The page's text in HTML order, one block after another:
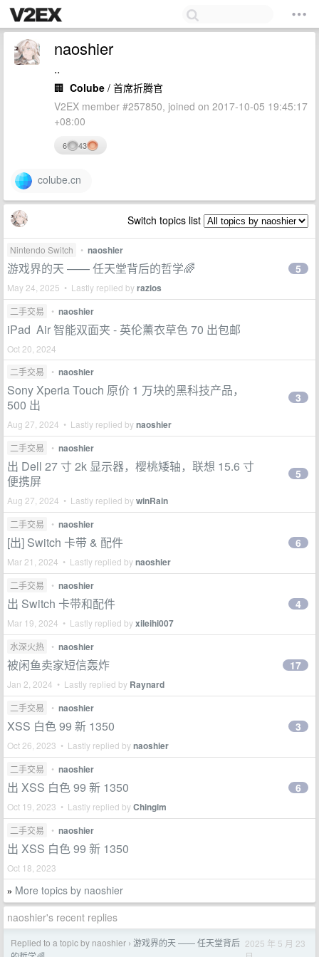
naoshier
..
🏢 Colube / 首席折腾官
V2EX member #257850, joined on 2017-10-05 19:45:17
+08:00
6 43
colube.cn
Switch topics list
Nintendo Switch • naoshier
游戏界的天 —— 任天堂背后的哲学🌈
May 24, 2025 • Lastly replied byrazios
5
二手交易 • naoshier
iPad Air 智能双面夹 - 英伦薰衣草色 70 出包邮
Oct 20, 2024
二手交易
• naoshier
Sony Xperia Touch 原价 1 万块的黑科技产品，
500 出
Aug 27, 2024 • Lastly replied bynaoshier
3
二手交易 • naoshier
出 Dell 27 寸 2k 显示器，樱桃矮轴，联想 15.6 寸
便携屏
Aug 27, 2024 • Lastly replied bywinRain
5
二手交易 • naoshier
[出] Switch 卡带 & 配件
Mar 21, 2024 • Lastly replied bynaoshier
6
二手交易 • naoshier
出 Switch 卡带和配件
Mar 19, 2024 • Lastly replied byxileihi007
4
水深火热 • naoshier
被闲鱼卖家短信轰炸
Jan 2, 2024 • Lastly replied by Raynard
17
二手交易 • naoshier
XSS 白色 99 新 1350
Oct 26, 2023 • Lastly replied bynaoshier
3
二手交易 • naoshier
出 XSS 白色 99 新 1350
Oct 19, 2023 • Lastly replied byChingim
6
二手交易 • naoshier
出 XSS 白色 99 新 1350
Oct 18, 2023
» More topics by naoshier
naoshier's recent replies
Replied to a topic by naoshier › 游戏界的天 —— 任天堂背后 2025 年 5 月 23